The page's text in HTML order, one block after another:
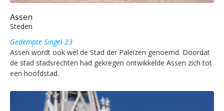
Assen
Steden
Gedempte Singel 23
Assen wordt ook wel de Stad der Paleizen genoemd. Doordat
de stad stadsrechten had gekregen ontwikkelde Assen zich tot
een hoofdstad.